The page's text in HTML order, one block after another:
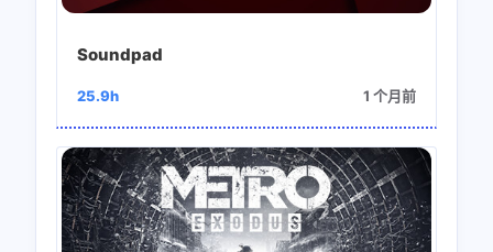
Soundpad
25.9h 1 个月前